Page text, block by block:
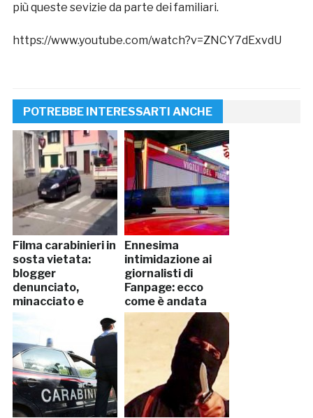
più queste sevizie da parte dei familiari.
https://www.youtube.com/watch?v=ZNCY7dExvdU
POTREBBE INTERESSARTI ANCHE
Filma carabinieri in
sosta vietata:
blogger
denunciato,
minacciato e
abusato in
Ennesima
intimidazione ai
giornalisti di
Fanpage: ecco
come è andata